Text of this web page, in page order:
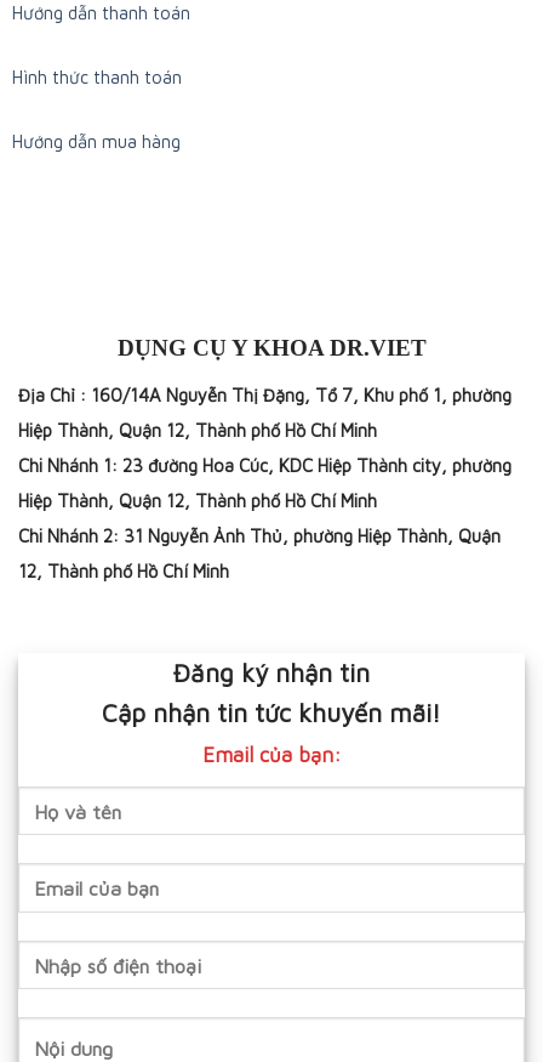
Hướng dẫn thanh toán
Hình thức thanh toán
Hướng dẫn mua hàng
DỤNG CỤ Y KHOA DR.VIET
Địa Chỉ : 160/14A Nguyễn Thị Đặng, Tổ 7, Khu phố 1, phường
Hiệp Thành, Quận 12, Thành phố Hồ Chí Minh
Chi Nhánh 1: 23 đường Hoa Cúc, KDC Hiệp Thành city, phường
Hiệp Thành, Quận 12, Thành phố Hồ Chí Minh
Chi Nhánh 2: 31 Nguyễn Ảnh Thủ, phường Hiệp Thành, Quận
12, Thành phố Hồ Chí Minh
Đăng ký nhận tin
Cập nhận tin tức khuyến mãi!
Email của bạn: